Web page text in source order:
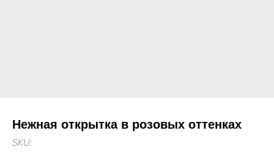
Нежная открытка в розовых оттенках
SKU: